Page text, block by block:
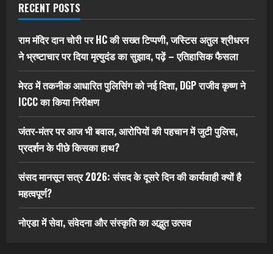
RECENT POSTS
राम मंदिर दान चोरी पर HC की सख्त टिप्पणी, जस्टिस अतुल श्रीधरन
ने भ्रष्टाचार पर द‍िया मृत्युदंड का सुझाव, पढ़ें – एत‍िहास‍िक फैसला
मेरठ में तकनीक आधारित पुलिसिंग को नई दिशा, DGP राजीव कृष्ण ने
ICCC का किया निरीक्षण
जंतर-मंतर पर आज भी बवाल, आरोपियों की पहचान में जुटी पुलिस,
प्रदर्शन के पीछे किसका हाथ?
संसद मानसून सत्र 2026: संसद के दूसरे दिन की कार्यवाही क्यों है
महत्वपूर्ण?
नोएडा में सेवा, संवेदना और संस्कृति का अद्भुत उत्सव